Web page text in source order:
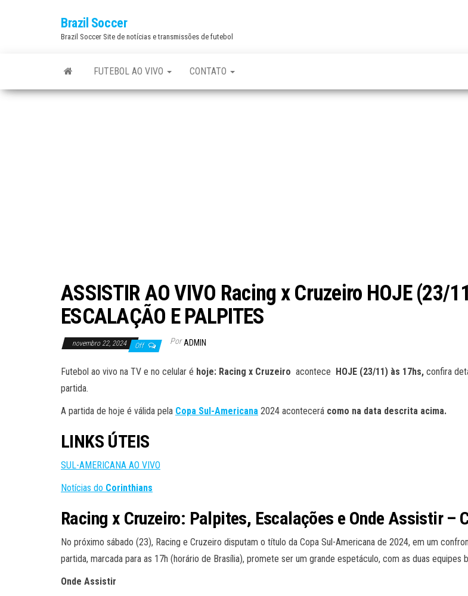
Brazil Soccer
Brazil Soccer Site de notícias e transmissões de futebol
FUTEBOL AO VIVO CONTATO
ASSISTIR AO VIVO Racing x Cruzeiro HOJE (23/
ESCALAÇÃO E PALPITES
novembro 22, 2024 Off Por ADMIN
Futebol ao vivo na TV e no celular é hoje: Racing x Cruzeiro acontece HOJE (23/11) às 17hs, confira
partida.
A partida de hoje é válida pela Copa Sul-Americana 2024 acontecerá como na data descrita acima.
LINKS ÚTEIS
SUL-AMERICANA AO VIVO
Notícias do Corinthians
Racing x Cruzeiro: Palpites, Escalações e Onde Assistir –
No próximo sábado (23), Racing e Cruzeiro disputam o título da Copa Sul-Americana de 2024, em um
partida, marcada para as 17h (horário de Brasília), promete ser um grande espetáculo, com as duas equipes
Onde Assistir